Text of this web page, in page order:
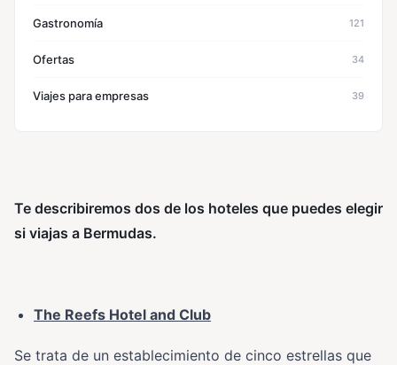
Gastronomía 121
Ofertas 34
Viajes para empresas 39
Te describiremos dos de los hoteles que puedes elegir
si viajas a Bermudas.
The Reefs Hotel and Club
Se trata de un establecimiento de cinco estrellas que